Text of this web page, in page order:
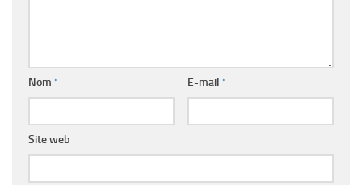
Nom * E-mail *
Site web